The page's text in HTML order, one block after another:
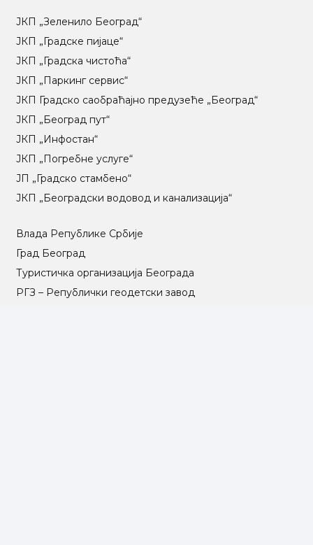
ЈКП „Зеленило Београд“
ЈКП „Градске пијаце“
ЈКП „Градска чистоћа“
ЈКП „Паркинг сервис“
ЈКП Градско саобраћајно предузеће „Београд“
ЈКП „Београд пут“
ЈКП „Инфостан“
ЈКП „Погребне услуге“
ЈП „Градско стамбено“
ЈКП „Београдски водовод и канализација“
Влада Републике Србије
Град Београд
Туристичка организација Београда
РГЗ – Републички геодетски завод